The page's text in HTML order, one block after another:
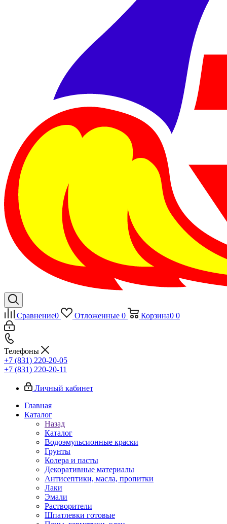
Сравнение0 Отложенные 0 Корзина0 0
Телефоны
+7 (831) 220-20-05
+7 (831) 220-20-11
Личный кабинет
Главная
Каталог
Назад
Каталог
Водоэмульсионные краски
Грунты
Колера и пасты
Декоративные материалы
Антисептики, масла, пропитки
Лаки
Эмали
Растворители
Шпатлевки готовые